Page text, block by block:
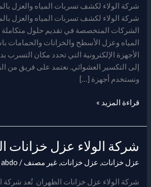
شركة الولاء لكشف تسربات المياه والعزل
شركة الولاء لكشف تسربات المياه والعزل
الشركات المتخصصة في تقديم حلول
المياه وعزل الأسطح والخزانات والحمامات
الأجهزة الإلكترونية التي تحدد مكان التسرب
إلى التكسير العشوائي. نعتمد على فريق من
ونستخدم أجهزة […]
والعزل
بالمنطقة
الشرقية
قراءة المزيد »
شركة الولاء عزل خزانات
عزل خزانات, عزل خزانات,غير مصنف /
abdo
شركة الولاء عزل خزانات الظهران تُعد شركة
شركة
الولاء
عزل
خزانات